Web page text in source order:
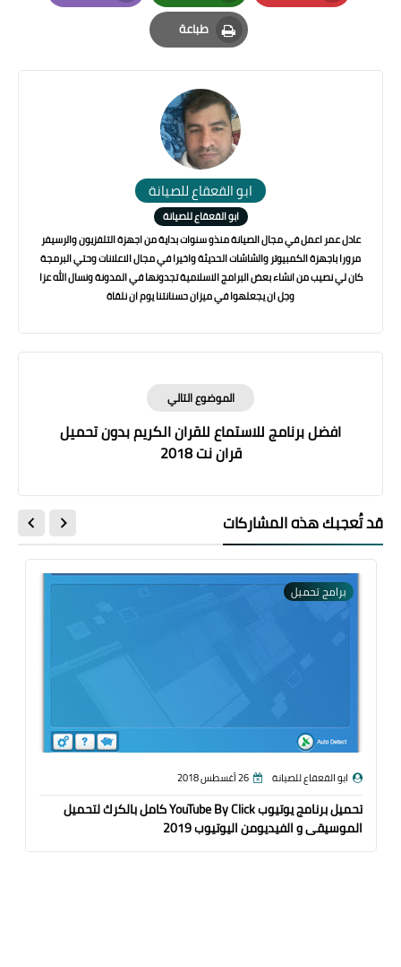
Pinterest
Whatsapp
Email
طباعة
Print
ابو القعقاع للصيانة
ابو القعقاع للصيانة
عادل عمر اعمل في مجال الصيانة منذو سنوات بداية من اجهزة التلفزيون والرسيفر
مرورا باجهزة الكمبيوتر والشاشات الحديثة واخيرا في مجال الاعلانات وحتي البرمجة
كان لي نصيب من انشاء بعض البرامج الاسلامية تجدونها في المدونة ونسال الله عزا
وجل ان يجعلهوا في ميزان حسنانتنا يوم ان نلقاة
الموضوع التالي
افضل برنامج للاستماع للقران الكريم بدون تحميل
قران نت 2018
قد تُعجبك هذه المشاركات
برامج تحميل
ابو القعقاع للصيانة 26 أغسطس 2018
تحميل برنامج يوتيوب YouTube By Click كامل بالكرك لتحميل
الموسيقى و الفيديومن اليوتيوب 2019